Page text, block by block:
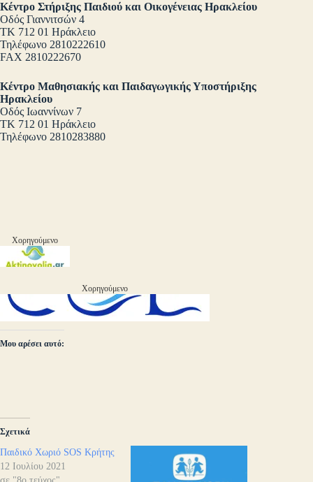
Κέντρο Στήριξης Παιδιού και Οικογένειας Ηρακλείου
Οδός Γιαννιτσών 4
ΤΚ 712 01 Ηράκλειο
Τηλέφωνο 2810222610
FAX 2810222670
Κέντρο Μαθησιακής και Παιδαγωγικής Υποστήριξης
Ηρακλείου
Οδός Ιωαννίνων 7
ΤΚ 712 01 Ηράκλειο
Τηλέφωνο 2810283880
Χορηγούμενο
Χορηγούμενο
Μου αρέσει αυτό:
Σχετικά
Παιδικό Χωριό SOS Κρήτης
12 Ιουλίου 2021